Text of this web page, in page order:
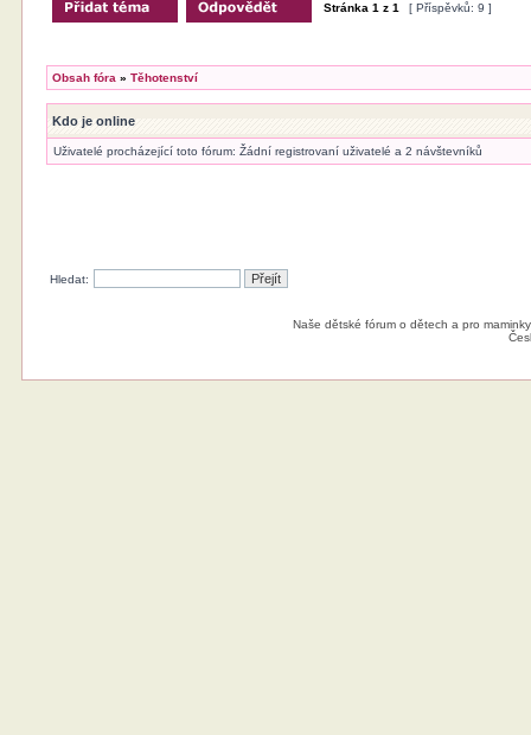
Stránka1 z1 [ Příspěvků: 9 ]
Obsah fóra »Těhotenství
Kdo je online
Uživatelé procházející toto fórum: Žádní registrovaní uživatelé a 2 návštevníků
Hledat:
Naše dětské fórum o dětech a pro